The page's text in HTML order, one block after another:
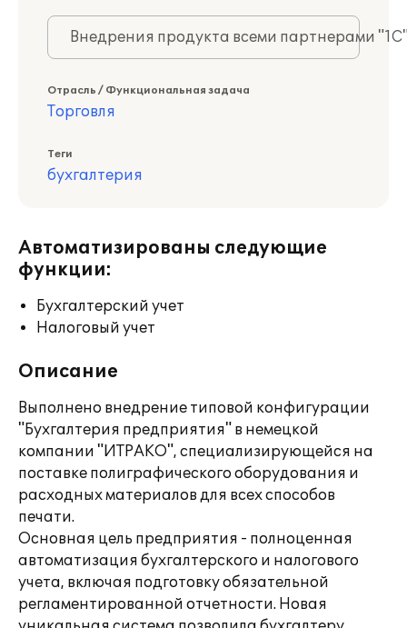
Внедрения продукта всеми партнерами
Отрасль / Функциональная задача
Торговля
Теги
бухгалтерия
Автоматизированы следующие
функции:
Бухгалтерский учет
Налоговый учет
Описание
Выполнено внедрение типовой конфигурации
"Бухгалтерия предприятия" в немецкой
компании "ИТРАКО", специализирующейся на
поставке полиграфического оборудования и
расходных материалов для всех способов
печати.
Основная цель предприятия - полноценная
автоматизация бухгалтерского и налогового
учета, включая подготовку обязательной
регламентированной отчетности. Новая